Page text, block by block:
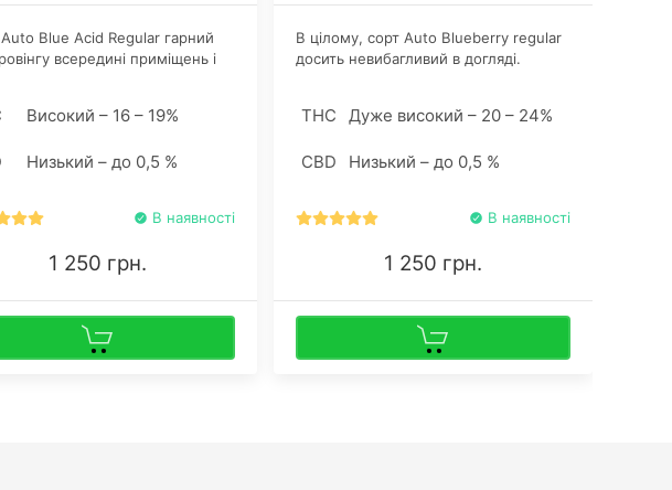
Blue Acid Regular гарний
всередині приміщень і
що приваблює
вирішують купити насіння
Високий – 16 – 19%
Низький – до 0,5 %
В наявності
1 250 грн.
В цілому, сорт Аuto Blueberry regular
досить невибагливий в догляді.
рослини досить чутливі.
THC Дуже високий – 20 – 24%
CBD Низький – до 0,5 %
В наявності
1 250 грн.